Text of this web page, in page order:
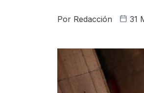
Por Redacción 31